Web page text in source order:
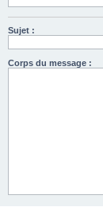
Sujet :
Corps du message :